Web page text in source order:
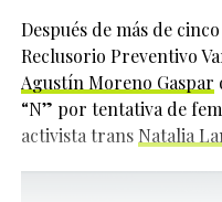
impacto positivo.
“He
yo
mucho
295
Compartir
Después de más de
Reclusorio Preventivo
Agustín Moreno Gaspar
“N” por tentativa de
activista trans Natalia